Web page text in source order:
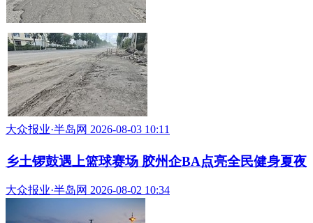
大众报业·半岛网 2026-08-03 10:11
乡土锣鼓遇上篮球赛场 胶州企BA点亮全民健身夏夜
大众报业·半岛网 2026-08-02 10:34